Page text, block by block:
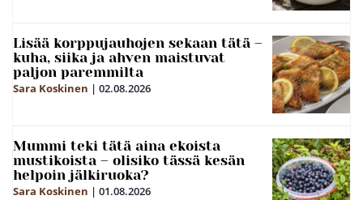
Lisää korppujauhojen sekaan tätä –
kuha, siika ja ahven maistuvat
paljon paremmilta
Sara Koskinen | 02.08.2026
Mummi teki tätä aina ekoista
mustikoista – olisiko tässä kesän
helpoin jälkiruoka?
Sara Koskinen | 01.08.2026